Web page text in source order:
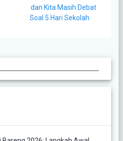
dan Kita Masih Debat
Soal 5 Hari Sekolah